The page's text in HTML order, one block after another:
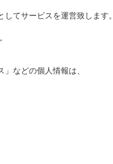
てサービスを運営致します。
などの個人情報は、